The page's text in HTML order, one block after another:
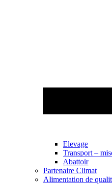
Elevage
Transport –
Abattoir
Partenaire Climat
Alimentation de